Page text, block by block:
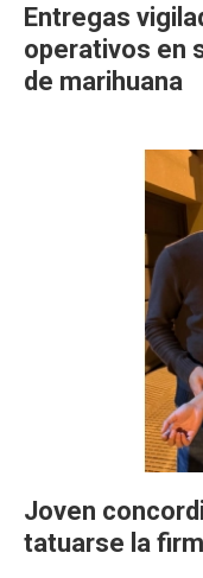
Entregas
operativos en
de marihuana
Joven
tatuarse la